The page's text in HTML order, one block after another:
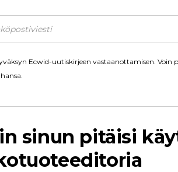
Ecwid-uutiskirjeen vastaanottamisen. Voin
sinun pitäisi